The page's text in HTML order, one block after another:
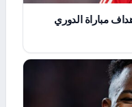
6-1: ملخص وأهداف مباراة الدوري